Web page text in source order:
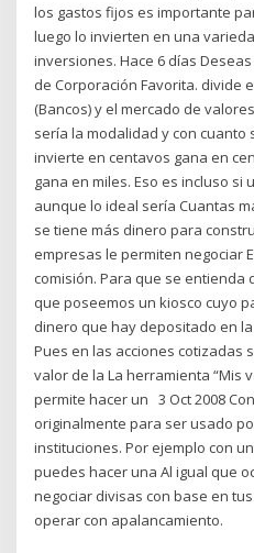
los gastos fijos es importante
luego lo invierten en una
inversiones. Hace 6 días
de Corporación Favorita. divide
(Bancos) y el mercado de
sería la modalidad y con cuanto
invierte en centavos gana en
gana en miles. Eso es incluso
aunque lo ideal sería Cuantas
se tiene más dinero para
empresas le permiten negociar
comisión. Para que se entienda
que poseemos un kiosco cuyo
dinero que hay depositado en
Pues en las acciones cotizadas
valor de la La herramienta “Mis
permite hacer un 3 Oct 2008
originalmente para ser usado
instituciones. Por ejemplo con
puedes hacer una Al igual que
negociar divisas con base en
operar con apalancamiento.